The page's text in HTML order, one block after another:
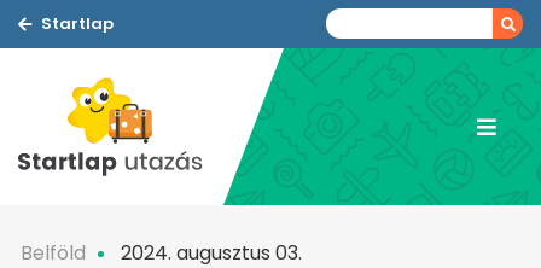
Startlap
Belföld 2024. augusztus 03.